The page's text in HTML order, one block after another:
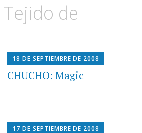
Tejido de
18 DE SEPTIEMBRE DE 2008
CHUCHO: Magic
17 DE SEPTIEMBRE DE 2008